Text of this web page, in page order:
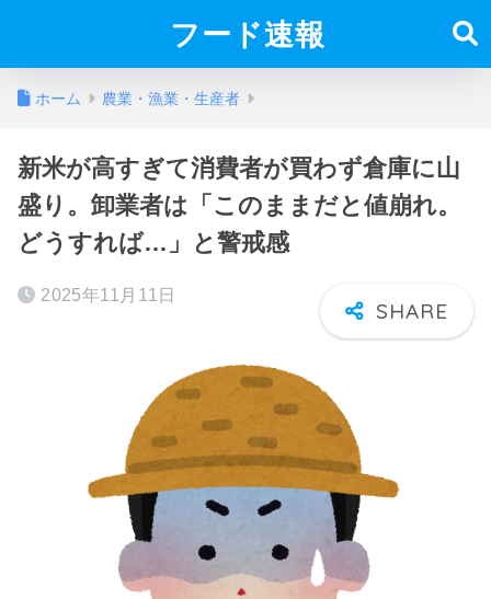
フード速報
ホーム 農業・漁業・生産者
新米が高すぎて消費者が買わず倉庫に山
盛り。卸業者は「このままだと値崩れ。
どうすれば…」と警戒感
2025年11月11日